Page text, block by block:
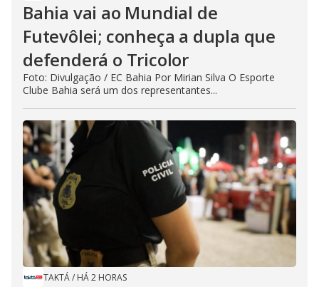
Bahia vai ao Mundial de
Futevôlei; conheça a dupla que
defenderá o Tricolor
Foto: Divulgação / EC Bahia Por Mirian Silva O Esporte
Clube Bahia será um dos representantes...
TAKTÁ/ HÁ 2 HORAS